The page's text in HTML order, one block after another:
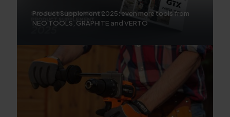
Product Supplement 2025: even more tools from
NEO TOOLS, GRAPHITE and VERTO